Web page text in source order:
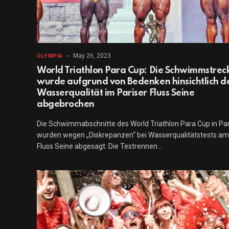
OLYMPIA May 26, 2023
World Triathlon Para Cup: Die
wurde aufgrund von Bedenken hinsichtlich
Wasserqualität im Pariser Fluss Seine
abgebrochen
Die Schwimmabschnitte des World Triathlon Para Cup in
wurden wegen „Diskrepanzen“ bei Wasserqualitätstests am
Fluss Seine abgesagt. Die Testrennen…